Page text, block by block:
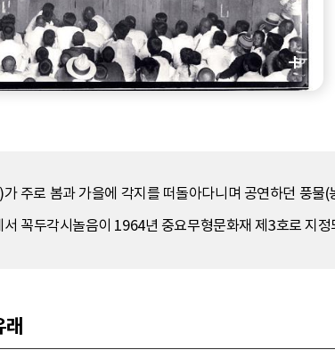
주로 봄과 가을에 각지를 떠돌아다니며 공연하던 풍
꼭두각시놀음이 1964년 중요무형문화재 제3호로 지
래